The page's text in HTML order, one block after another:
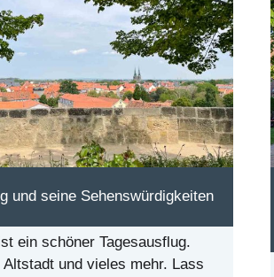
und seine Sehenswürdigkeiten
ein schöner Tagesausflug.
und vieles mehr. Lass